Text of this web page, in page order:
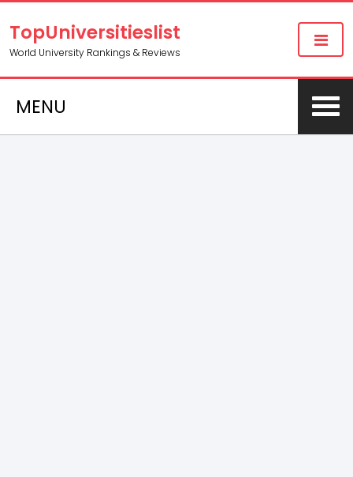
TopUniversitieslist
World University Rankings & Reviews
MENU